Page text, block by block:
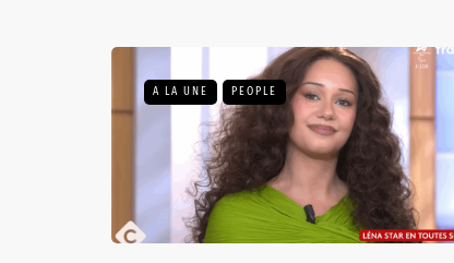
A LA UNE PEOPLE